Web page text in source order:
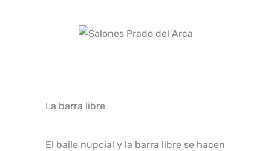
La barra libre
El baile nupcial y la barra libre se hacen